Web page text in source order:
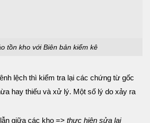
tồn kho với Biên bản kiểm kê
lệch thì kiểm tra lại các chứng từ gốc
hay thiếu và xử lý. Một số lý do xảy ra
giữa các kho => thực hiện sửa lại